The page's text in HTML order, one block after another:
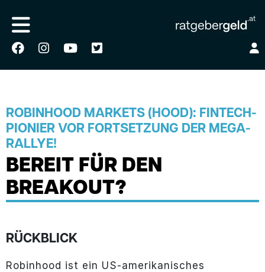
ROBINHOOD MARKETS (HOOD): FINTECH-
PIONIER VOR FORTSETZUNG DER MEGA-
RALLYE!
BEREIT FÜR DEN
BREAKOUT?
RÜCKBLICK
Robinhood ist ein US-amerikanisches